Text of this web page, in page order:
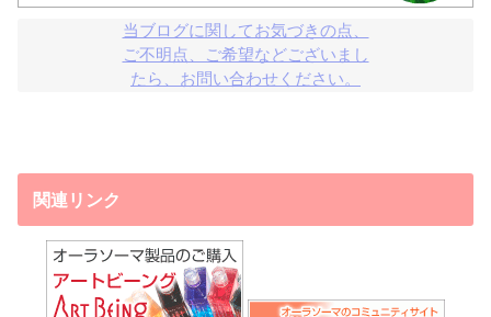
当ブログに関してお気づきの点、
ご不明点、ご希望などございまし
たら、お問い合わせください。
関連リンク